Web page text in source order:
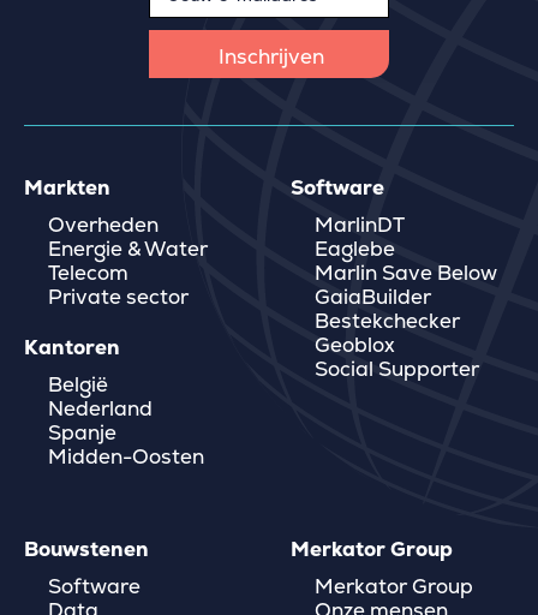
Markten
Overheden
Energie & Water
Telecom
Private sector
Kantoren
België
Nederland
Spanje
Midden-Oosten
Software
MarlinDT
Eaglebe
Marlin Save Below
GaiaBuilder
Bestekchecker
Geoblox
Social Supporter
Bouwstenen
Software
Merkator Group
Merkator Group